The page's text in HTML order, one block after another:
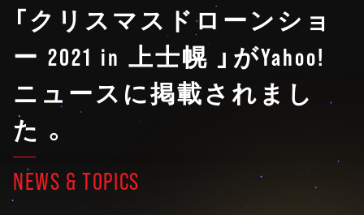
「クリスマスドローンショ
ー 2021 in 上士幌 」がYahoo!
ニュースに掲載されまし
た。
NEWS & TOPICS